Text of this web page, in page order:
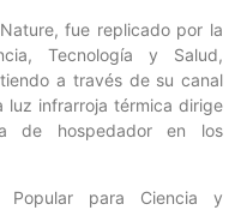
fue replicado por la
Tecnología y Salud,
a través de su canal
luz infrarroja térmica dirige
de hospedador en los
para Ciencia y